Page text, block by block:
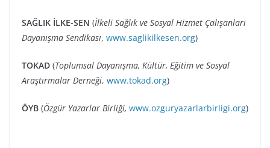
SAĞLIK İLKE-SEN (İlkeli Sağlık ve Sosyal Hizmet Çalışanları
Dayanışma Sendikası, www.saglikilkesen.org)
TOKAD (Toplumsal Dayanışma, Kültür, Eğitim ve Sosyal
Araştırmalar Derneği, www.tokad.org)
ÖYB (Özgür Yazarlar Birliği, www.ozguryazarlarbirligi.org)